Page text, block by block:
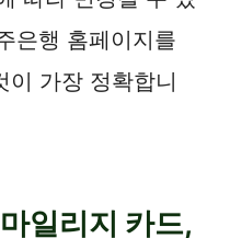
은행 홈페이지를
이 가장 정확합니
일리지 카드,